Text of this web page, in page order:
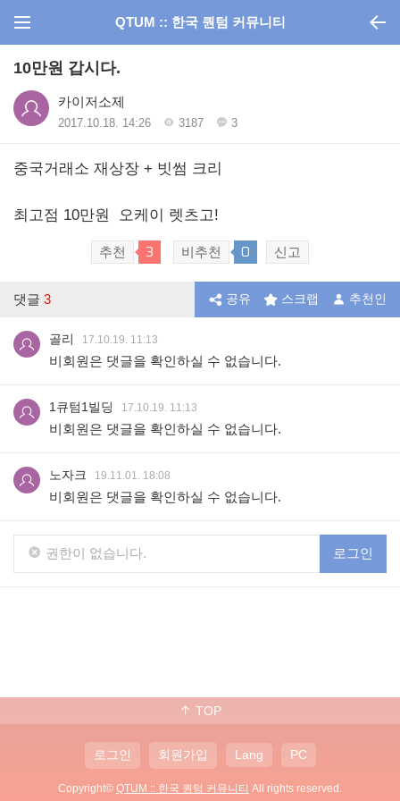
QTUM :: 한국 퀀텀 커뮤니티
10만원 갑시다.
카이저소제
2017.10.18. 14:26 3187 3
중국거래소 재상장 + 빗썸 크리
최고점 10만원 오케이 렛츠고!
추천 3 비추천 0 신고
댓글 3 공유 스크랩 추천인
골리 17.10.19. 11:13
비회원은 댓글을 확인하실 수 없습니다.
1큐텀1빌딩 17.10.19. 11:13
비회원은 댓글을 확인하실 수 없습니다.
노자크 19.11.01. 18:08
비회원은 댓글을 확인하실 수 없습니다.
권한이 없습니다. 로그인
TOP
로그인 회원가입 Lang PC
Copyright© QTUM :: 한국 퀀텀 커뮤니티 All rights reserved.